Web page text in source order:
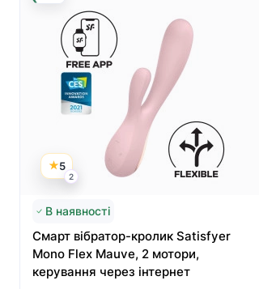
5
2
В наявності
Смарт вібратор-кролик Satisfyer
Mono Flex Mauve, 2 мотори,
керування через інтернет